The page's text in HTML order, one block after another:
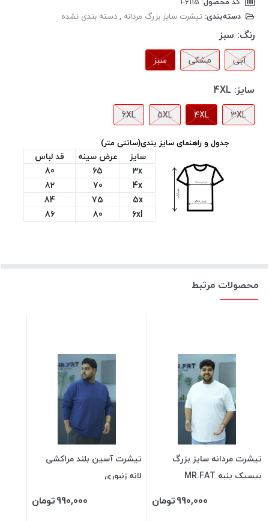
دسته‌بندی: تیشرت سایز بزرگ مردانه ,دسته بندی نشده
رنگ: سبز
آبی مشکی سبز
سایز: 4XL
3XL
4XL
5XL
6XL
جدول و راهنمای سایز بندی(سانتی متر)
سایز عرض سینه
قد لباس
3x
65
80
4x
70
82
5x
75
84
6xl
80
86
محصولات مرتبط
تیشرت مردانه سایز بزرگ
بیسیک پنبه MR.FAT
990,000تومان
تیشرت آسین بلند مراکشی
لانه زنبوری
990,000تومان